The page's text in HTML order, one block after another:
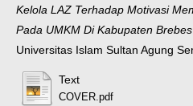
Kelola LAZ Terhadap Motivasi
Pada UMKM Di Kabupaten
Universitas Islam Sultan Agung
Text
COVER.pdf